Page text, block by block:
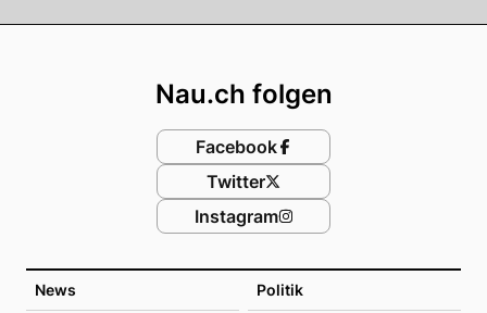
News Politik
Nau.ch folgen
Facebook
Twitter
Instagram